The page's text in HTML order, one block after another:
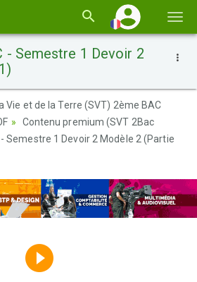
la
- Semestre 1 Devoir 2
Vie et de la Terre (SVT) 2ème BAC
Contenu premium (SVT 2Bac
Semestre 1 Devoir 2 Modèle 2 (Partie